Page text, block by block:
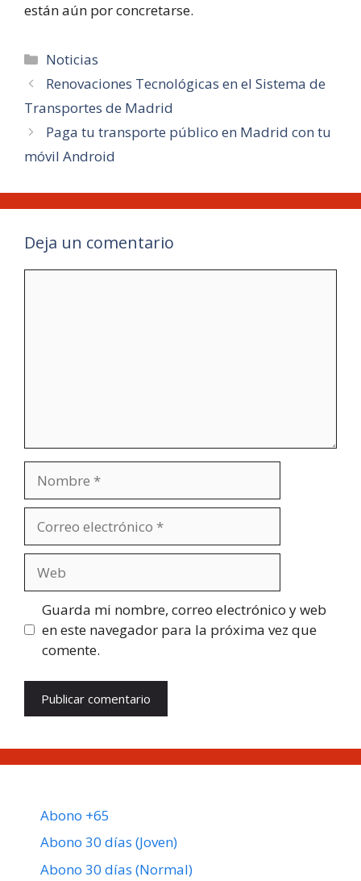
están aún por concretarse.
Categorías
Noticias
Renovaciones Tecnológicas en el Sistema de
Transportes de Madrid
Paga tu transporte público en Madrid con tu
móvil Android
Deja un comentario
electrónico
Guarda mi nombre, correo electrónico y web
en este navegador para la próxima vez que
comente.
Abono +65
Abono 30 días (Joven)
Abono 30 días (Normal)